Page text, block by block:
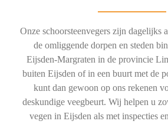
Onze schoorsteenvegers zijn dagelijks
de omliggende dorpen en steden
Eijsden-Margraten in de provincie
buiten Eijsden of in een buurt met de
kunt dan gewoon op ons rekenen
deskundige veegbeurt. Wij helpen u
vegen in Eijsden als met inspecties